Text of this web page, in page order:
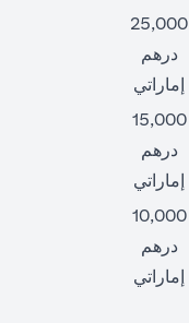
25,000
درهم
إماراتي
15,000
درهم
إماراتي
10,000
درهم
إماراتي